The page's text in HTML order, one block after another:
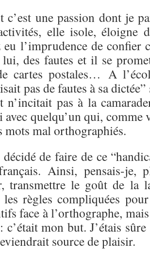
c’est une passion dont je
elle isole, éloigne
eu l’imprudence de confier
des fautes et il se
cartes postales… A
pas de fautes à sa
n’incitait pas à la
avec quelqu’un qui,
mots mal orthographiés.
de faire de ce
Ainsi, pensais-je,
transmettre le goût de la
règles compliquées
face à l’orthographe,
c’était mon but. J’étais
source de plaisir.